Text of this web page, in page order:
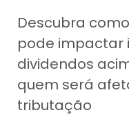
Descubra
pode impactar
dividendos
quem será
tributação